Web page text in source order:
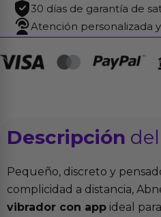
30 días de garantía de
Atención personalizada
Descripción
Pequeño, discreto y
complicidad a distancia,
vibrador con app ideal